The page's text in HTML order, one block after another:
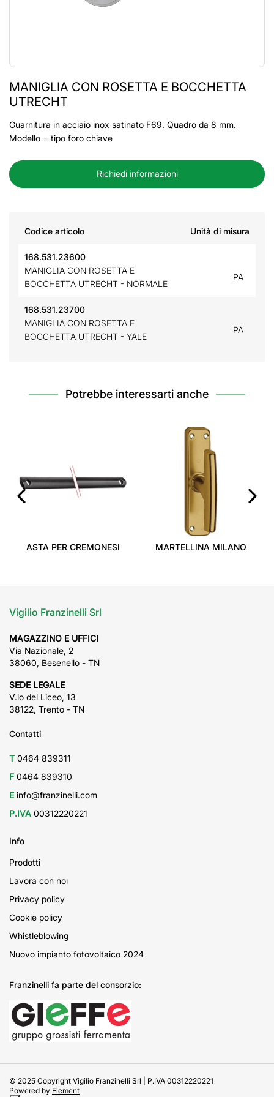
MANIGLIA CON ROSETTA E BOCCHETTA
UTRECHT
Guarnitura in acciaio inox satinato F69. Quadro da 8 mm.
Modello = tipo foro chiave
Richiedi informazioni
Codice articolo Unità di misura
168.531.23600
MANIGLIA CON ROSETTA E
BOCCHETTA UTRECHT - NORMALE
PA
168.531.23700
MANIGLIA CON ROSETTA E
BOCCHETTA UTRECHT - YALE
PA
Potrebbe interessarti anche
ASTA PER CREMONESI MARTELLINA MILANO
Vigilio Franzinelli Srl
MAGAZZINO E UFFICI
Via Nazionale, 2
38060, Besenello - TN
SEDE LEGALE
V.lo del Liceo, 13
38122, Trento - TN
Contatti
T 0464 839311
F 0464 839310
E info@franzinelli.com
P.IVA 00312220221
Info
Prodotti
Lavora con noi
Privacy policy
Cookie policy
Whistleblowing
Nuovo impianto fotovoltaico 2024
Franzinelli fa parte del consorzio:
© 2025 Copyright Vigilio Franzinelli Srl | P.IVA 00312220221
Powered by Element